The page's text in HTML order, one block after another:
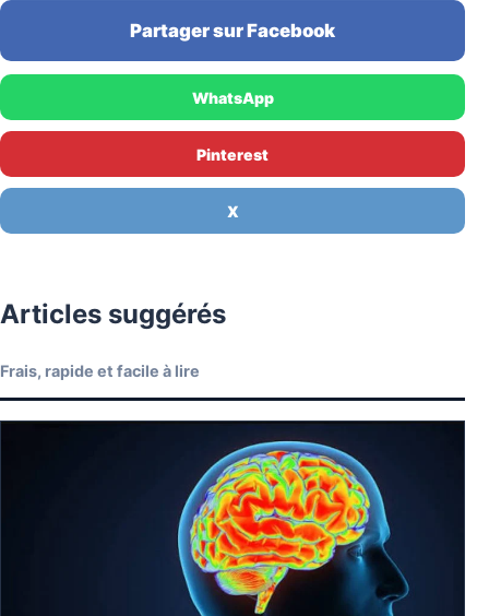
Partager sur Facebook
WhatsApp
Pinterest
X
Articles suggérés
Frais, rapide et facile à lire